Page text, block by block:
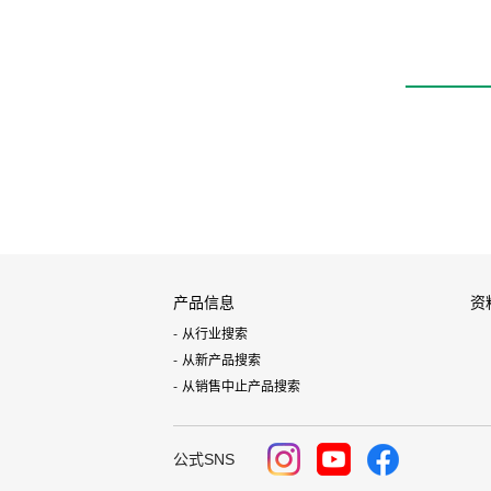
产品信息
从行业搜索
从新产品搜索
从销售中止产品搜索
资
公式SNS